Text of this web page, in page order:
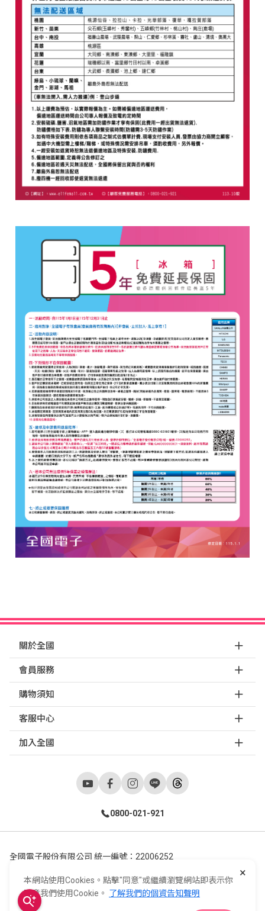
關於全國
會員服務
購物須知
客服中心
加入全國
0800-021-921
全國電子股份有限公司 統一編號：22006252
Copyright ©2026© E-Life Co., Ltd. All Rights Reserved.
×
本網站使用Cookies。點擊"同意"或繼續瀏覽網站即表示你
同意我們使用Cookie。 了解我們的個資告知聲明